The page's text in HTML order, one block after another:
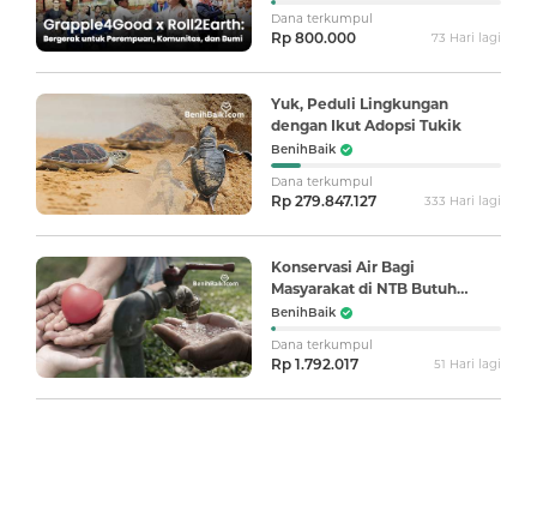
Dana terkumpul
Rp 800.000 73 Hari lagi
Yuk, Peduli Lingkungan
dengan Ikut Adopsi Tukik
BenihBaik
Dana terkumpul
Rp 279.847.127 333 Hari lagi
Konservasi Air Bagi
Masyarakat di NTB Butuh
Pertolonganmu
BenihBaik
Dana terkumpul
Rp 1.792.017 51 Hari lagi